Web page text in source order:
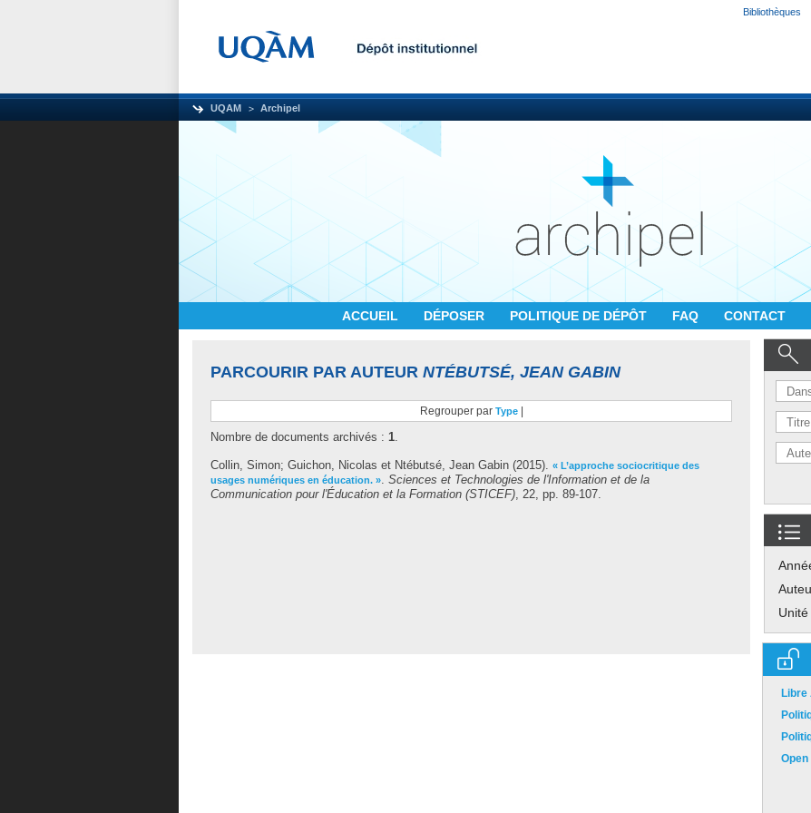
Bibliothèques
UQAM Archipel
ACCUEIL DÉPOSER POLITIQUE DE DÉPÔT FAQ CONTACT
PARCOURIR PAR AUTEUR NTÉBUTSÉ, JEAN GABIN
Regrouper par Type
Nombre de documents archivés : 1.
Collin, Simon; Guichon, Nicolas et Ntébutsé, Jean Gabin (2015). « L’approche sociocritique des
usages numériques en éducation. ». Sciences et Technologies de l'Information et de la
Communication pour l'Éducation et la Formation (STICEF), 22, pp. 89-107.
Libre